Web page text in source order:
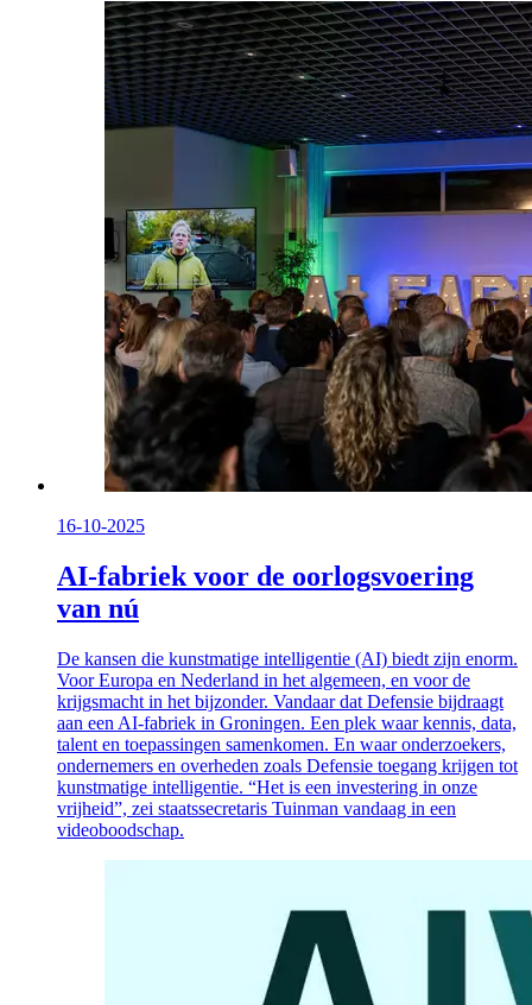
16-10-2025
AI-fabriek voor de oorlogsvoering
van nú
De kansen die kunstmatige intelligentie (AI) biedt zijn enorm.
Voor Europa en Nederland in het algemeen, en voor de
krijgsmacht in het bijzonder. Vandaar dat Defensie bijdraagt
aan een AI-fabriek in Groningen. Een plek waar kennis, data,
talent en toepassingen samenkomen. En waar onderzoekers,
ondernemers en overheden zoals Defensie toegang krijgen tot
kunstmatige intelligentie. “Het is een investering in onze
vrijheid”, zei staatssecretaris Tuinman vandaag in een
videoboodschap.